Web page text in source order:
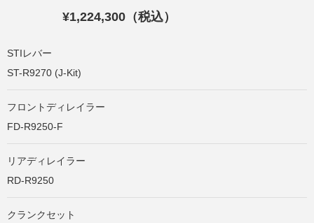
¥1,224,300（税込）
STIレバー
ST-R9270 (J-Kit)
フロントディレイラー
FD-R9250-F
リアディレイラー
RD-R9250
クランクセット